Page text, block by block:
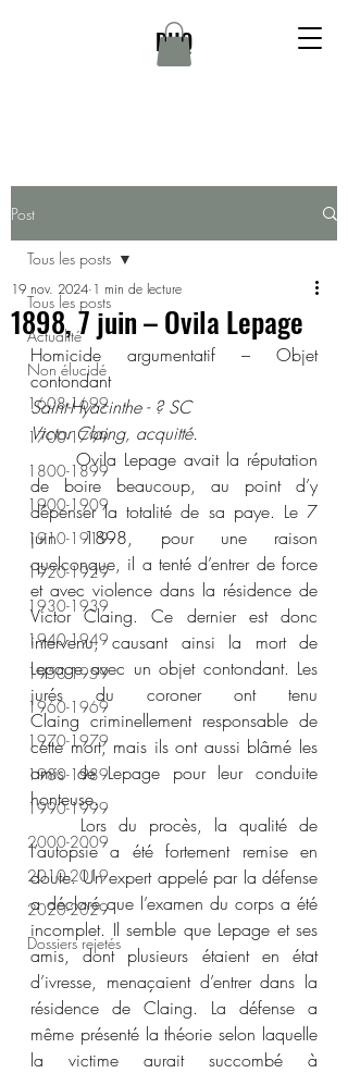
DHQ
Post
Tous les posts
Actualité
Non élucidé
1608-1699
1700-1799
1800-1899
1900-1909
1910-1919
1920-1929
1930-1939
1940-1949
1950-1959
1960-1969
1970-1979
1980-1989
1990-1999
2000-2009
2010-2019
2020-2029
Dossiers rejetés
Tous les posts
1898, 7 juin – Ovila Lepage
19 nov. 2024 1 min de lecture
Homicide argumentatif – Objet
contondant
Saint-Hyacinthe - ? SC
Victor Claing, acquitté.
	Ovila Lepage avait la réputation
de boire beaucoup, au point d’y
dépenser la totalité de sa paye. Le 7
juin 1898, pour une raison
quelconque, il a tenté d’entrer de force
et avec violence dans la résidence de
Victor Claing. Ce dernier est donc
intervenu, causant ainsi la mort de
Lepage avec un objet contondant. Les
jurés du coroner ont tenu
Claing criminellement responsable de
cette mort, mais ils ont aussi blâmé les
amis de Lepage pour leur conduite
honteuse.
l’autopsie a été fortement remise en
doute. Un expert appelé par la défense
a déclaré que l’examen du corps a été
incomplet. Il semble que Lepage et ses
amis, dont plusieurs étaient en état
d’ivresse, menaçaient d’entrer dans la
résidence de Claing. La défense a
même présenté la théorie selon laquelle
la victime aurait succombé à